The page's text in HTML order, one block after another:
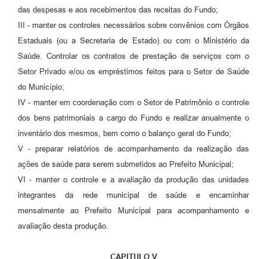
das despesas e aos recebimentos das receitas do Fundo;
III - manter os controles necessários sobre convênios com Órgãos
Estaduais (ou a Secretaria de Estado) ou com o Ministério da
Saúde. Controlar os contratos de prestação de serviços com o
Setor Privado e/ou os empréstimos feitos para o Setor de Saúde
do Município;
IV - manter em coordenação com o Setor de Patrimônio o controle
dos bens patrimoniais a cargo do Fundo e realizar anualmente o
inventário dos mesmos, bem como o balanço geral do Fundo;
V - preparar relatórios de acompanhamento da realização das
ações de saúde para serem submetidos ao Prefeito Municipal;
VI - manter o controle e a avaliação da produção das unidades
integrantes da rede municipal de saúde e encaminhar
mensalmente ao Prefeito Municipal para acompanhamento e
avaliação desta produção.
CAPITULO V